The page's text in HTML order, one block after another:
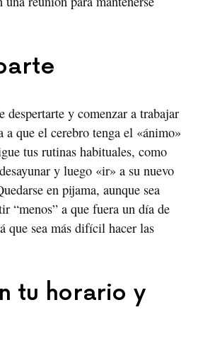
despertarte y comenzar a trabajar
a que el cerebro tenga el «ánimo»
tus rutinas habituales, como
y luego «ir» a su nuevo
en pijama, aunque sea
“menos” a que fuera un día de
que sea más difícil hacer las
tu horario y